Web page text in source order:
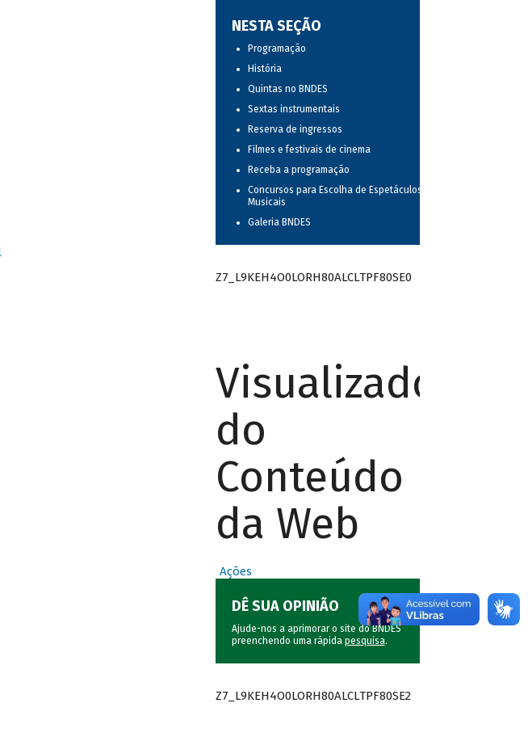
NESTA SEÇÃO
Programação
História
Quintas no BNDES
Sextas instrumentais
Reserva de ingressos
Filmes e festivais de cinema
Receba a programação
Concursos para Escolha de Espetáculos
Musicais
Galeria BNDES
Z7_L9KEH4O0LORH80ALCLTPF80SE0
Visualizador
do
Conteúdo
da Web
Ações
DÊ SUA OPINIÃO
Ajude-nos a aprimorar o site do BNDES
preenchendo uma rápida pesquisa.
Z7_L9KEH4O0LORH80ALCLTPF80SE2